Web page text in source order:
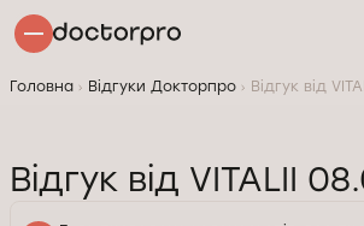
Головна Відгуки Докторпро Відгук від
Відгук від VITALII